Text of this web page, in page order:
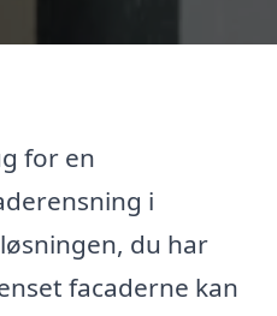
for en
i
du har
facaderne kan